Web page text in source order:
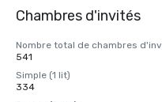
Chambres d'invités
Nombre total de chambres
541
Simple (1 lit)
334